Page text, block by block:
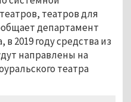
театров для
департамент
2019 году средства из
направлены на
театра